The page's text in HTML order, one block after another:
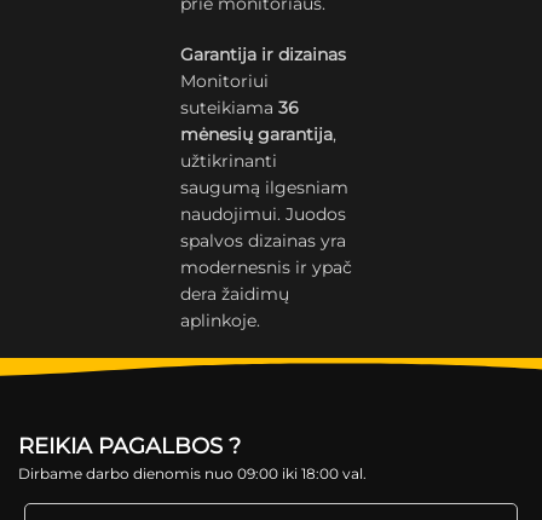
Garantija ir dizainas
Monitoriui
suteikiama36
mėnesių garantija,
užtikrinanti
saugumą ilgesniam
naudojimui. Juodos
spalvos dizainas yra
modernesnis ir ypač
dera žaidimų
aplinkoje.
REIKIA PAGALBOS ?
Dirbame darbo dienomis nuo 09:00 iki 18:00 val.